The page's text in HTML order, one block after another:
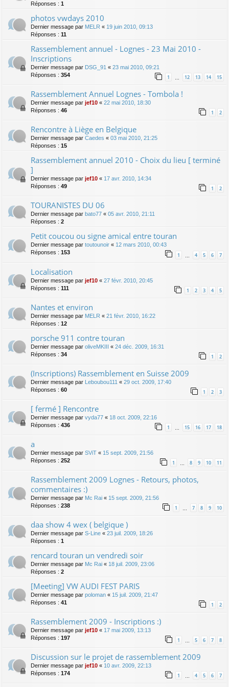
Réponses : 1
photos vwdays 2010
Dernier message par MELR « 19 juin 2010, 09:13
Réponses : 11
Rassemblement annuel - Lognes - 23 Mai 2010 -
Inscriptions
Dernier message par DSG_91 « 23 mai 2010, 09:21
Réponses : 354 1 … 12 13 14 15
Rassemblement Annuel Lognes - Tombola !
Dernier message par jef10 « 22 mai 2010, 18:30
Réponses : 46 1 2
Rencontre à Liège en Belgique
Dernier message par Caedes « 03 mai 2010, 21:25
Réponses : 15
Rassemblement annuel 2010 - Choix du lieu [ terminé
]
Dernier message par jef10 « 17 avr. 2010, 14:34
Réponses : 49 1 2
TOURANISTES DU 06
Dernier message par bato77 « 05 avr. 2010, 21:11
Réponses : 2
Petit coucou ou signe amical entre touran
Dernier message par toutounoir « 12 mars 2010, 00:43
Réponses : 153 1 4 5 6 7
Localisation
Dernier message par jef10 « 27 févr. 2010, 20:45
Réponses : 111 1 2 3 4 5
Nantes et environ
Dernier message par MELR « 21 févr. 2010, 16:22
Réponses : 12
porsche 911 contre touran
Dernier message par oliveMKIII « 24 déc. 2009, 16:31
Réponses : 34 1 2
(Inscriptions) Rassemblement en Suisse 2009
Dernier message par Leboubou111 « 29 oct. 2009, 17:40
Réponses : 60 1 2 3
[ fermé ] Rencontre
Dernier message par vyda77 « 18 oct. 2009, 22:16
Réponses : 436 1 15 16 17 18
a
Dernier message par SViT « 15 sept. 2009, 21:56
Réponses : 252 1 … 8 9 10 11
Rassemblement 2009 Lognes - Retours, photos,
commentaires :)
Dernier message par Mc Rai « 15 sept. 2009, 21:56
Réponses : 238 1 … 7 8 9 10
daa show 4 wex ( belgique )
Dernier message par S-Line « 23 juil. 2009, 18:26
Réponses : 1
rencard touran un vendredi soir
Dernier message par Mc Rai « 18 juil. 2009, 23:06
Réponses : 2
[Meeting] VW AUDI FEST PARIS
Dernier message par poloman « 15 juil. 2009, 21:47
Réponses : 41 1 2
Rassemblement 2009 - Inscriptions :)
Dernier message par jef10 « 17 mai 2009, 13:13
Réponses : 197 1 … 5 6 7 8
Discussion sur le projet de rassemblement 2009
Dernier message par jef10 « 10 avr. 2009, 22:13
Réponses : 174 1 … 4 5 6 7